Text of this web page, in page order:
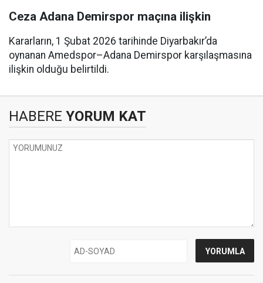
Ceza Adana Demirspor maçına ilişkin
Kararların, 1 Şubat 2026 tarihinde Diyarbakır’da
oynanan Amedspor–Adana Demirspor karşılaşmasına
ilişkin olduğu belirtildi.
HABERE YORUM KAT